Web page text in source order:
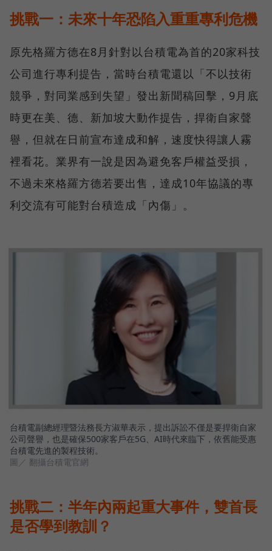
挑戰一：未來十年恐陷入重重專利危機
原先格羅方德在8月針對以台積電為首的20家科技
公司進行專利提告，當時台積電還以「不以技術
競爭，對同業感到失望」發出新聞稿回擊，9月底
時更在美、德、新加坡大動作提告，捍衛自家聲
譽，但就在日前宣布達成和解，速度快得讓人霧
裡看花。業界有一說是因為避免客戶權益受損，
不過未來格羅方德若要出售，達成10年協議的專
利交流有可能對台積造成「內傷」。
台積電副總經理暨法務長方淑華表示，提出訴訟不僅是要捍衛自家
公司聲譽，也是確保500家客戶在5G、AI時代來臨下，依舊能受惠
台積電先進的製程技術。
圖／ 翻攝台積電官網
挑戰二：半年內兩起重大事件，雙首長
是否學到教訓？